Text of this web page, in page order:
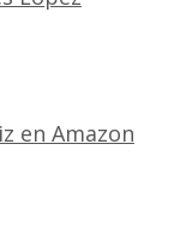
en Amazon